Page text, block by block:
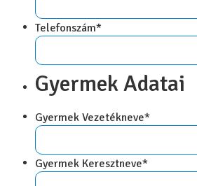
Telefonszám*
Gyermek Adatai
Gyermek Vezetékneve*
Gyermek Keresztneve*